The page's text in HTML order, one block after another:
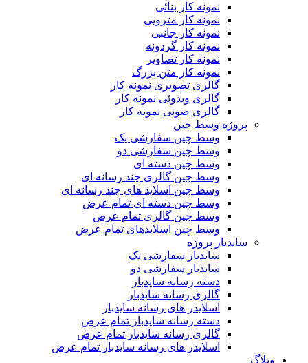
نمونه کار بنائی
نمونه کار مترویی
نمونه کار جانبی
نمونه کار گردونه
نمونه کار تصاویر
نمونه کار متن بزرگ
گالری تصویری نمونه کار
گالری ویدوئی نمونه کار
گالری صوتی نمونه کار
پروژه وسط چین
وسط چین سفارشی یک
وسط چین سفارشی دو
وسط چین دسته ای
وسط چین گالری چند رسانه ای
وسط چین اسلاید های چند رسانه ای
وسط چین دسته ای تمام عرض
وسط چین گالری تمام عرض
وسط چین اسلایدهای تمام عرض
سایدبار پروژه
سایدبار سفارشی یک
سایدبار سفارشی دو
دسته رسانه سایدبار
گالری رسانه سایدبار
اسلایدر های رسانه سایدبار
دسته رسانه سایدبار تمام عرض
گالری رسانه سایدبار تمام عرض
اسلایدر های رسانه سایدبار تمام عرض
وبلاگ